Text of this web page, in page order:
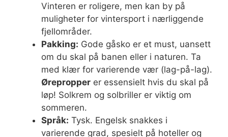
Vinteren er roligere, men kan by på
muligheter for vintersport i nærliggende
fjellområder.
Pakking: Gode gåsko er et must, uansett
om du skal på banen eller i naturen. Ta
med klær for varierende vær (lag-på-lag).
Ørepropper er essensielt hvis du skal på
løp! Solkrem og solbriller er viktig om
sommeren.
Språk: Tysk. Engelsk snakkes i
varierende grad, spesielt på hoteller og